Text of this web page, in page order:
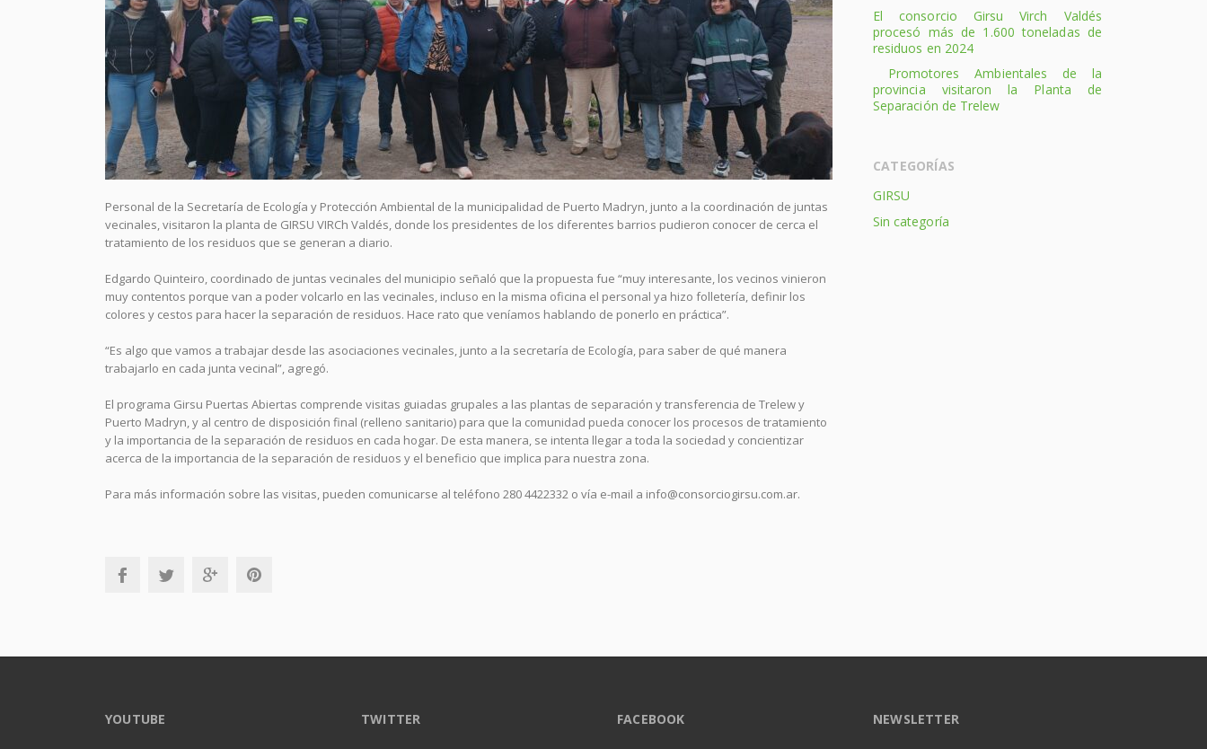
Personal de la Secretaría de Ecología y Protección Ambiental de la municipalidad de Puerto Madryn, junto a la coordinación de juntas
vecinales, visitaron la planta de GIRSU VIRCh Valdés, donde los presidentes de los diferentes barrios pudieron conocer de cerca el
tratamiento de los residuos que se generan a diario.
Edgardo Quinteiro, coordinado de juntas vecinales del municipio señaló que la propuesta fue “muy interesante, los vecinos vinieron
muy contentos porque van a poder volcarlo en las vecinales, incluso en la misma oficina el personal ya hizo folletería, definir los
colores y cestos para hacer la separación de residuos. Hace rato que veníamos hablando de ponerlo en práctica”.
“Es algo que vamos a trabajar desde las asociaciones vecinales, junto a la secretaría de Ecología, para saber de qué manera
trabajarlo en cada junta vecinal”, agregó.
El programa Girsu Puertas Abiertas comprende visitas guiadas grupales a las plantas de separación y transferencia de Trelew y
Puerto Madryn, y al centro de disposición final (relleno sanitario) para que la comunidad pueda conocer los procesos de tratamiento
y la importancia de la separación de residuos en cada hogar. De esta manera, se intenta llegar a toda la sociedad y concientizar
acerca de la importancia de la separación de residuos y el beneficio que implica para nuestra zona.
Para más información sobre las visitas, pueden comunicarse al teléfono 280 4422332 o vía e-mail a info@consorciogirsu.com.ar.
El consorcio Girsu Virch Valdés
procesó más de 1.600 toneladas de
residuos en 2024
Promotores Ambientales de la
provincia visitaron la Planta de
Separación de Trelew
CATEGORÍAS
GIRSU
Sin categoría
YOUTUBE TWITTER FACEBOOK NEWSLETTER